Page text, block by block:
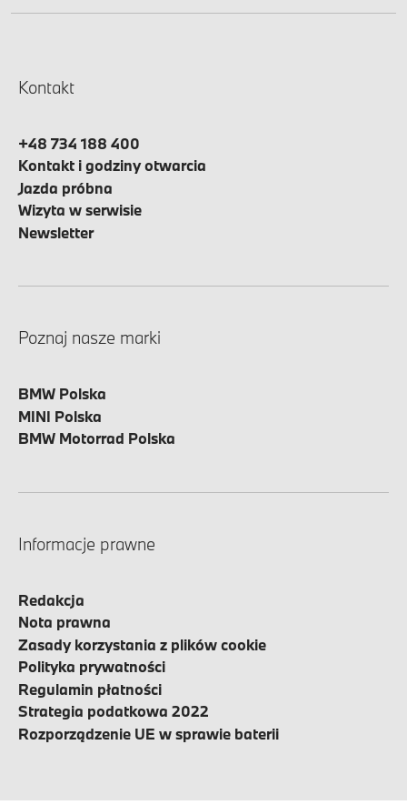
Kontakt
+48 734 188 400
Kontakt i godziny otwarcia
Jazda próbna
Wizyta w serwisie
Newsletter
Poznaj nasze marki
BMW Polska
MINI Polska
BMW Motorrad Polska
Informacje prawne
Redakcja
Nota prawna
Zasady korzystania z plików cookie
Polityka prywatności
Regulamin płatności
Strategia podatkowa 2022
Rozporządzenie UE w sprawie baterii